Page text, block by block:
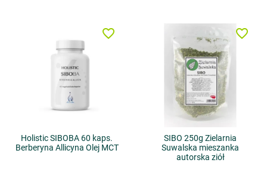
Holistic SIBOBA 60 kaps.
Berberyna Allicyna Olej MCT
favorite_border
SIBO 250g Zielarnia
Suwalska mieszanka
autorska ziół
favorite_border